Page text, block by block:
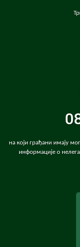
на који грађани имају
информације о